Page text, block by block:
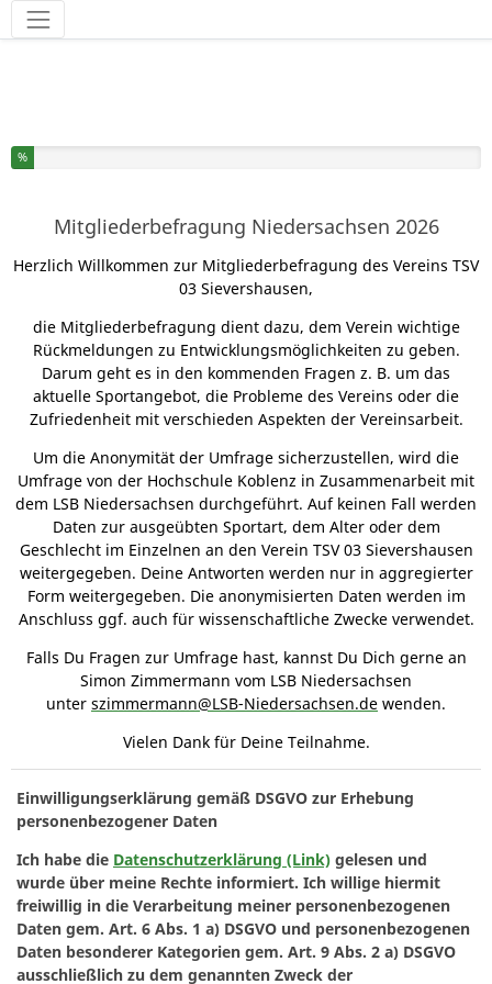
Werkzeuge
Sie haben % dieser Umfrage fertiggestellt.
%
Mitgliederbefragung Niedersachsen 2026
Herzlich Willkommen zur Mitgliederbefragung des Vereins TSV
03 Sievershausen,
die Mitgliederbefragung dient dazu, dem Verein wichtige
Rückmeldungen zu Entwicklungsmöglichkeiten zu geben.
Darum geht es in den kommenden Fragen z. B. um das
aktuelle Sportangebot, die Probleme des Vereins oder die
Zufriedenheit mit verschieden Aspekten der Vereinsarbeit.
Um die Anonymität der Umfrage sicherzustellen, wird die
Umfrage von der Hochschule Koblenz in Zusammenarbeit mit
dem LSB Niedersachsen durchgeführt. Auf keinen Fall werden
Daten zur ausgeübten Sportart, dem Alter oder dem
Geschlecht im Einzelnen an den Verein TSV 03 Sievershausen
weitergegeben. Deine Antworten werden nur in aggregierter
Form weitergegeben. Die anonymisierten Daten werden im
Anschluss ggf. auch für wissenschaftliche Zwecke verwendet.
Falls Du Fragen zur Umfrage hast, kannst Du Dich gerne an
Simon Zimmermann vom LSB Niedersachsen
unter szimmermann@LSB-Niedersachsen.de wenden.
Vielen Dank für Deine Teilnahme.
Einwilligungserklärung gemäß DSGVO zur Erhebung
personenbezogener Daten
Ich habe die Datenschutzerklärung (Link) gelesen und
wurde über meine Rechte informiert. Ich willige hiermit
freiwillig in die Verarbeitung meiner personenbezogenen
Daten gem. Art. 6 Abs. 1 a) DSGVO und personenbezogenen
Daten besonderer Kategorien gem. Art. 9 Abs. 2 a) DSGVO
ausschließlich zu dem genannten Zweck der